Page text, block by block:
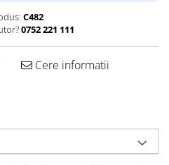
C482
0752 221 111
Cere informatii